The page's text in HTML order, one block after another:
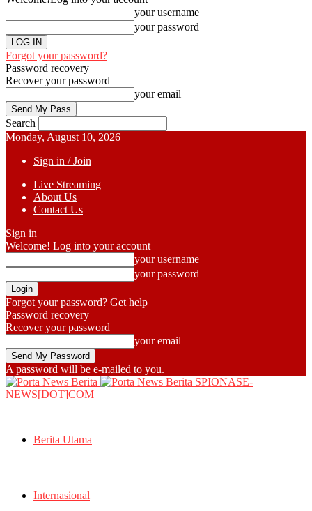
your username
your password
Forgot your password?
Password recovery
Recover your password
your email
Search
Monday, August 10, 2026
Sign in / Join
Live Streaming
About Us
Contact Us
Sign in
Welcome! Log into your account
your username
your password
Forgot your password? Get help
Password recovery
Recover your password
your email
A password will be e-mailed to you.
SPIONASE-
NEWS[DOT]COM
Berita Utama
Internasional